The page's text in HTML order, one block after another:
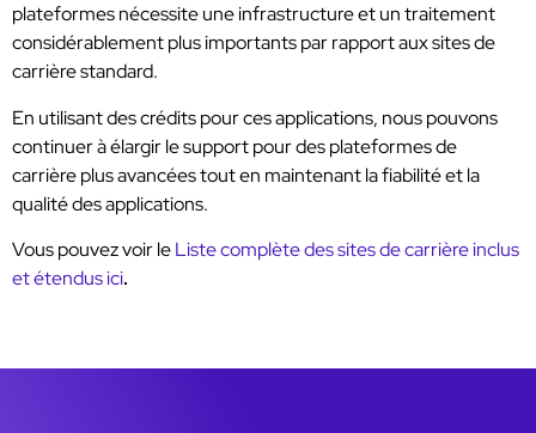
plateformes nécessite une infrastructure et un traitement
considérablement plus importants par rapport aux sites de
carrière standard.
En utilisant des crédits pour ces applications, nous pouvons
continuer à élargir le support pour des plateformes de
carrière plus avancées tout en maintenant la fiabilité et la
qualité des applications.
Vous pouvez voir leListe complète des sites de carrière inclus
et étendus ici.